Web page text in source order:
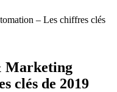
– Les chiffres clés
Marketing
clés de 2019